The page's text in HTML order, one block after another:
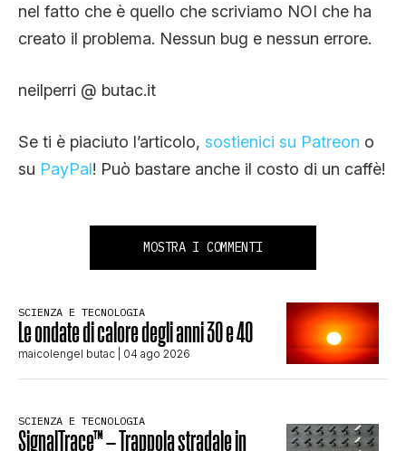
nel fatto che è quello che scriviamo NOI che ha
creato il problema. Nessun bug e nessun errore.
neilperri @ butac.it
Se ti è piaciuto l’articolo, sostienici su Patreon o
su PayPal! Può bastare anche il costo di un caffè!
MOSTRA I COMMENTI
SCIENZA E TECNOLOGIA
Le ondate di calore degli anni 30 e 40
maicolengel butac | 04 ago 2026
SCIENZA E TECNOLOGIA
SignalTrace™ – Trappola stradale in